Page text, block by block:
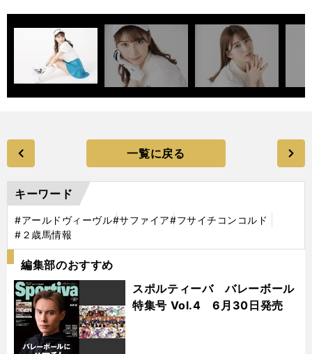
一覧に戻る
キーワード
#アールドヴィーヴル#サファイア#フサイチコンコルド
#２歳馬情報
編集部のおすすめ
スポルティーバ バレーボール
特集号 Vol.4 6月30日発売